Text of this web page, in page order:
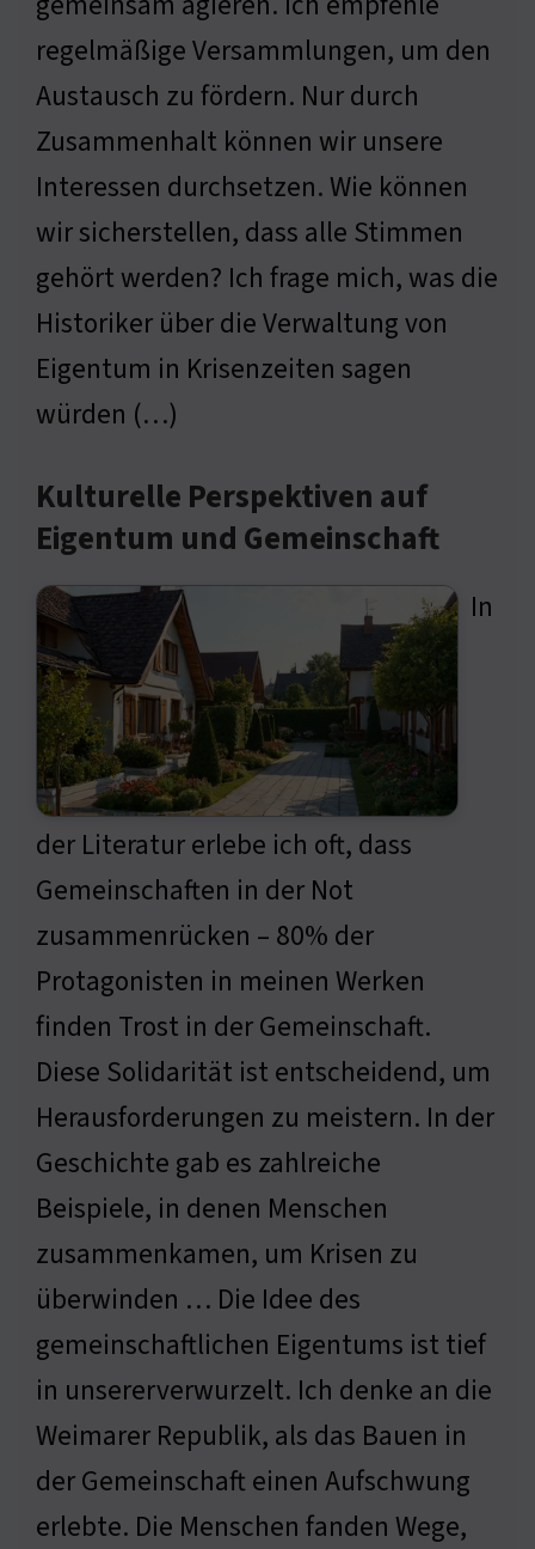
regelmäßige Versammlungen, um den
Austausch zu fördern. Nur durch
Zusammenhalt können wir unsere
Interessen durchsetzen. Wie können
wir sicherstellen, dass alle Stimmen
gehört werden? Ich frage mich, was die
Historiker über die Verwaltung von
Eigentum in Krisenzeiten sagen
würden (…)
Kulturelle Perspektiven auf
Eigentum und Gemeinschaft
In
der Literatur erlebe ich oft, dass
Gemeinschaften in der Not
zusammenrücken – 80% der
Protagonisten in meinen Werken
finden Trost in der Gemeinschaft.
Diese Solidarität ist entscheidend, um
Herausforderungen zu meistern. In der
Geschichte gab es zahlreiche
Beispiele, in denen Menschen
zusammenkamen, um Krisen zu
überwinden … Die Idee des
gemeinschaftlichen Eigentums ist tief
in unsererverwurzelt. Ich denke an die
Weimarer Republik, als das Bauen in
der Gemeinschaft einen Aufschwung
erlebte. Die Menschen fanden Wege,